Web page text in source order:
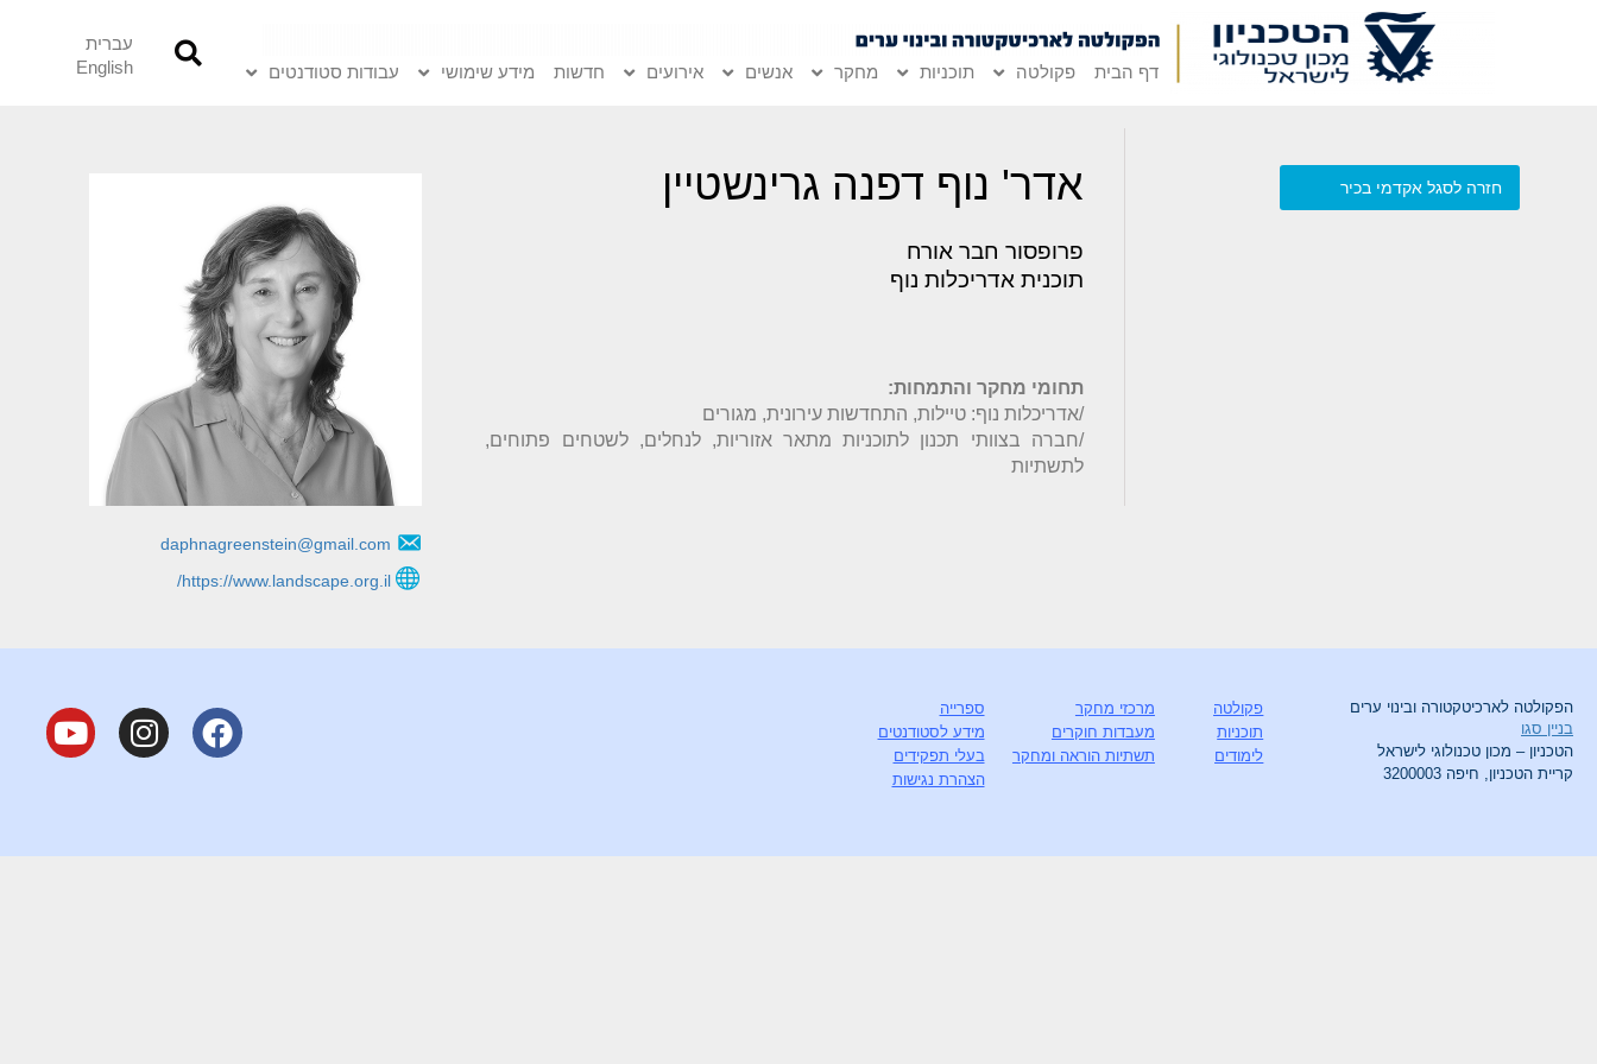
דף הבית פקולטה תוכניות מחקר אנשים אירועים חדשות מידע שימושי עבודות סטודנטים
עברית
English
חזרה לסגל אקדמי בכיר אדר' נוף דפנה גרינשטיין
פרופסור חבר אורח
תוכנית אדריכלות נוף
תחומי מחקר והתמחות:
/חברה בצוותי תכנון לתוכניות מתאר אזוריות, לנחלים, לשטחים פתוחים,
לתשתיות
daphnagreenstein@gmail.com
https://www.landscape.org.il/
הפקולטה לארכיטקטורה ובינוי ערים
בניין סגו
הטכניון – מכון טכנולוגי לישראל
קריית הטכניון, חיפה 3200003
פקולטה
תוכניות
לימודים
מרכזי מחקר
מעבדות חוקרים
תשתיות הוראה ומחקר
ספרייה
מידע לסטודנטים
בעלי תפקידים
הצהרת נגישות